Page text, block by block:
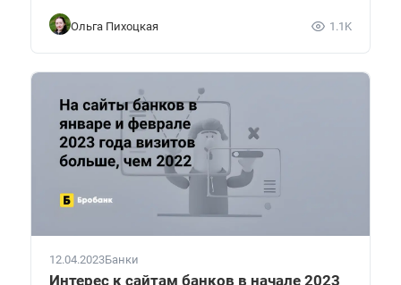
Ольга Пихоцкая 1.1K
12.04.2023Банки
Интерес к сайтам банков в начале 2023